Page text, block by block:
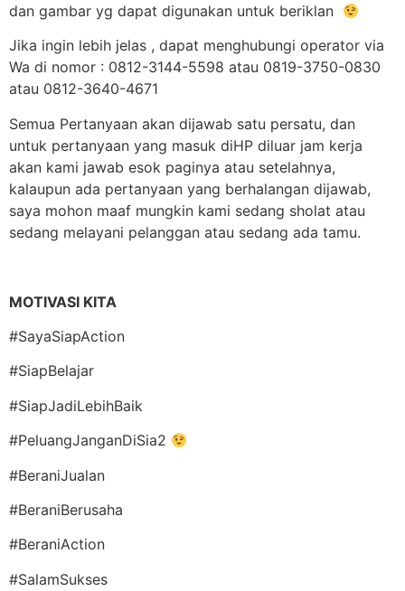
dan gambar yg dapat digunakan untuk beriklan
Jika ingin lebih jelas , dapat menghubungi operator via
Wa di nomor : 0812-3144-5598 atau 0819-3750-0830
atau 0812-3640-4671
Semua Pertanyaan akan dijawab satu persatu, dan
untuk pertanyaan yang masuk diHP diluar jam kerja
akan kami jawab esok paginya atau setelahnya,
kalaupun ada pertanyaan yang berhalangan dijawab,
saya mohon maaf mungkin kami sedang sholat atau
sedang melayani pelanggan atau sedang ada tamu.
MOTIVASI KITA
#SayaSiapAction
#SiapBelajar
#SiapJadiLebihBaik
#PeluangJanganDiSia2
#BeraniJualan
#BeraniBerusaha
#BeraniAction
#SalamSukses